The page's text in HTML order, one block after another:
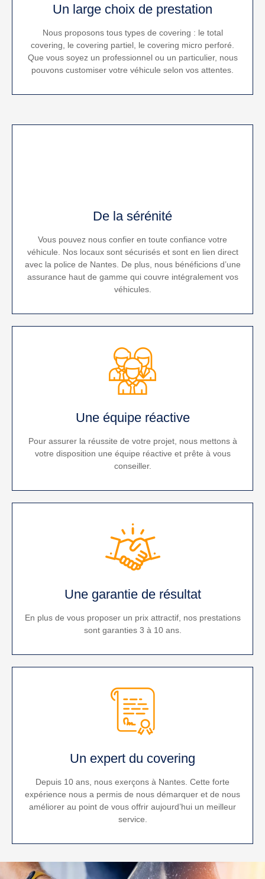
Un large choix de prestation
Nous proposons tous types de covering : le total
covering, le covering partiel, le covering micro perforé.
Que vous soyez un professionnel ou un particulier, nous
pouvons customiser votre véhicule selon vos attentes.
De la sérénité
Vous pouvez nous confier en toute confiance votre
véhicule. Nos locaux sont sécurisés et sont en lien direct
avec la police de Nantes. De plus, nous bénéficions d’une
assurance haut de gamme qui couvre intégralement vos
véhicules.
Une équipe réactive
Pour assurer la réussite de votre projet, nous mettons à
votre disposition une équipe réactive et prête à vous
conseiller.
Une garantie de résultat
En plus de vous proposer un prix attractif, nos prestations
sont garanties 3 à 10 ans.
Un expert du covering
Depuis 10 ans, nous exerçons à Nantes. Cette forte
expérience nous a permis de nous démarquer et de nous
améliorer au point de vous offrir aujourd’hui un meilleur
service.